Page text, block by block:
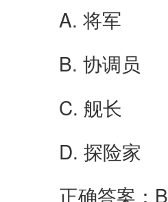
A. 将军
B. 协调员
C. 舰长
D. 探险家
正确答案：B